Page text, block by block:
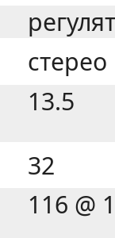
стерео
13.5
32
116 @